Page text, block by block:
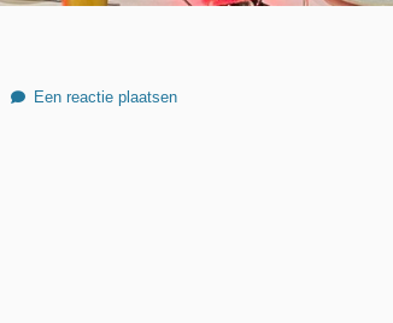
Een reactie plaatsen